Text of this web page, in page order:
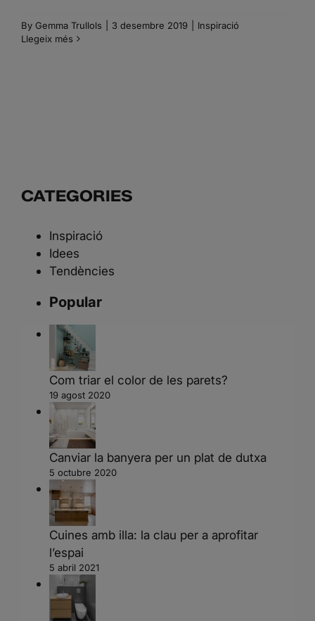
By Gemma Trullols 3 desembre 2019
Inspiració
Llegeix més
CATEGORIES
Inspiració
Idees
Tendències
Popular
Com triar el color de les parets?
19 agost 2020
Canviar la banyera per un plat de dutxa
5 octubre 2020
Cuines amb illa: la clau per a aprofitar
l’espai
5 abril 2021